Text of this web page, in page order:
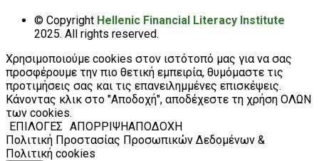
© Copyright Hellenic Financial Literacy Institute
2025. All rights reserved.
Χρησιμοποιούμε cookies στον ιστότοπό μας για να σας
προσφέρουμε την πιο θετική εμπειρία, θυμόμαστε τις
προτιμήσεις σας και τις επανειλημμένες επισκέψεις.
Κάνοντας κλικ στο "Αποδοχή", αποδέχεστε τη χρήση ΟΛΩΝ
των cookies.
ΕΠΙΛΟΓΕΣ ΑΠΟΡΡΙΨΗΑΠΟΔΟΧΗ
Πολιτική Προστασίας Προσωπικών Δεδομένων &
Πολιτική cookies